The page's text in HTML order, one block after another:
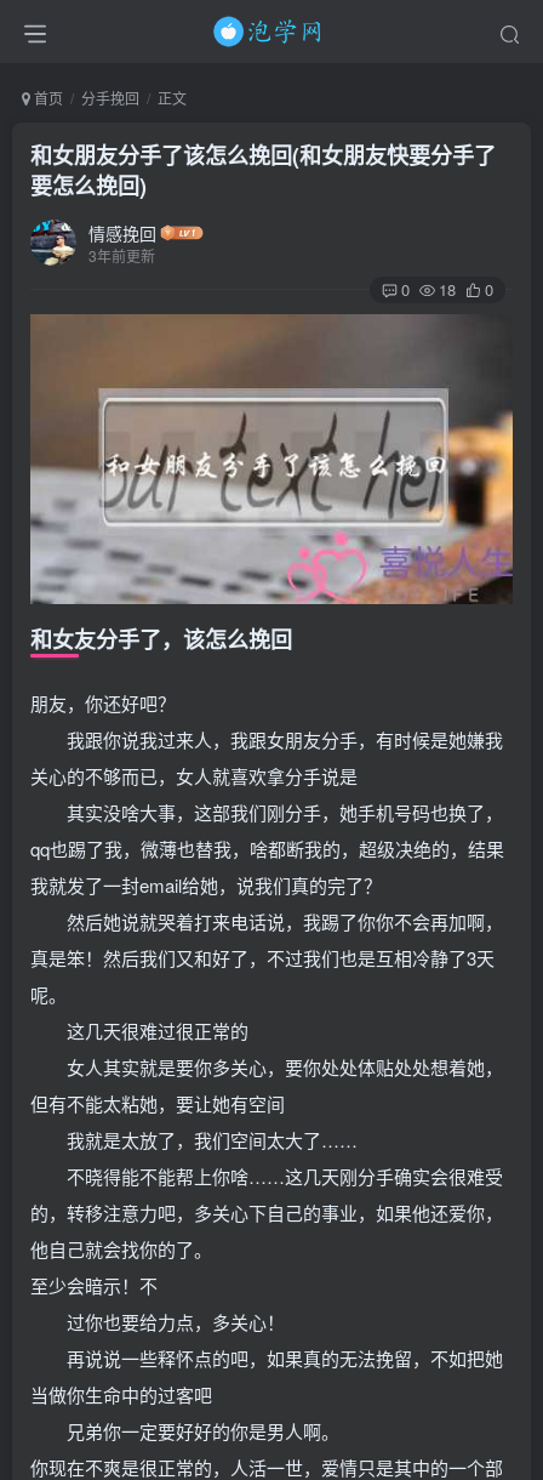
首页 分手挽回 正文
和女朋友分手了该怎么挽回(和女朋友快要分手了
要怎么挽回)
情感挽回
3年前更新
0 18 0
和女友分手了，该怎么挽回
朋友，你还好吧？
我跟你说我过来人，我跟女朋友分手，有时候是她嫌我
关心的不够而已，女人就喜欢拿分手说是
其实没啥大事，这部我们刚分手，她手机号码也换了，
qq也踢了我，微薄也替我，啥都断我的，超级决绝的，结果
我就发了一封email给她，说我们真的完了？
然后她说就哭着打来电话说，我踢了你你不会再加啊，
真是笨！然后我们又和好了，不过我们也是互相冷静了3天
呢。
这几天很难过很正常的
女人其实就是要你多关心，要你处处体贴处处想着她，
但有不能太粘她，要让她有空间
我就是太放了，我们空间太大了……
不晓得能不能帮上你啥……这几天刚分手确实会很难受
的，转移注意力吧，多关心下自己的事业，如果他还爱你，
他自己就会找你的了。
至少会暗示！不
过你也要给力点，多关心！
再说说一些释怀点的吧，如果真的无法挽留，不如把她
当做你生命中的过客吧
兄弟你一定要好好的你是男人啊。
你现在不爽是很正常的，人活一世，爱情只是其中的一个部